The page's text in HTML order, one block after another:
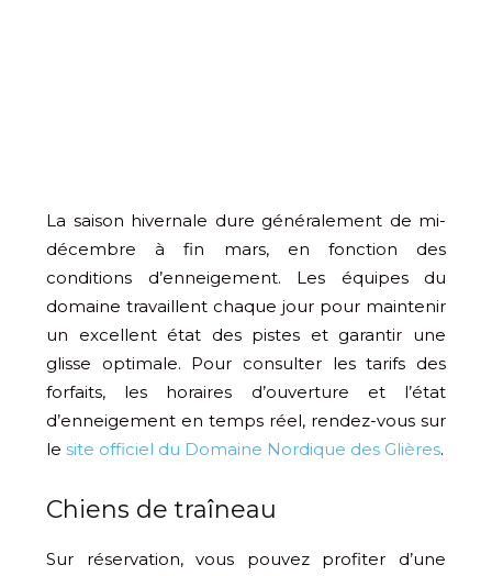
La saison hivernale dure généralement de mi-
décembre à fin mars, en fonction des
conditions d’enneigement. Les équipes du
domaine travaillent chaque jour pour maintenir
un excellent état des pistes et garantir une
glisse optimale. Pour consulter les tarifs des
forfaits, les horaires d’ouverture et l’état
d’enneigement en temps réel, rendez-vous sur
le site officiel du Domaine Nordique des Glières.
Chiens de traîneau
Sur réservation, vous pouvez profiter d’une